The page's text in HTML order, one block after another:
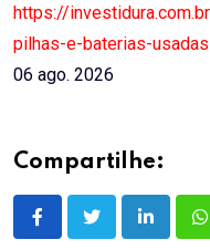
https://
pilhas-e-baterias-
06 ago. 2026
Compartilhe:
LinkedIn